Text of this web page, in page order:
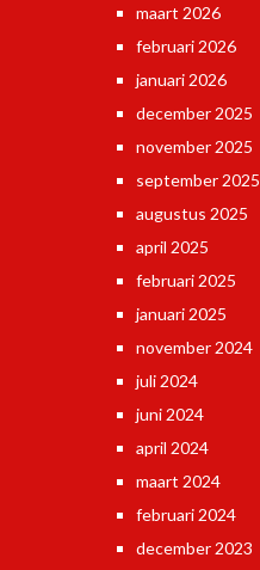
maart 2026
februari 2026
januari 2026
december 2025
november 2025
september 2025
augustus 2025
april 2025
februari 2025
januari 2025
november 2024
juli 2024
juni 2024
april 2024
maart 2024
februari 2024
december 2023